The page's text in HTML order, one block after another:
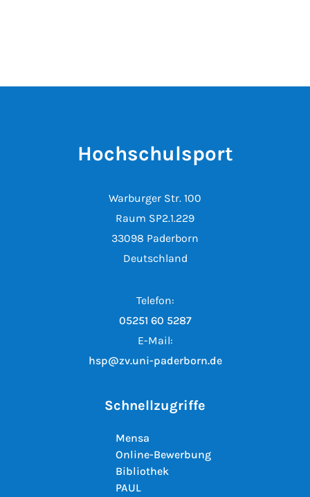
Hochschulsport
Warburger Str. 100
Raum SP2.1.229
33098 Paderborn
Deutschland
Telefon:
05251 60 5287
E-Mail:
hsp@zv.uni-paderborn.de
Schnellzugriffe
Mensa
Online-Bewerbung
Bibliothek
PAUL